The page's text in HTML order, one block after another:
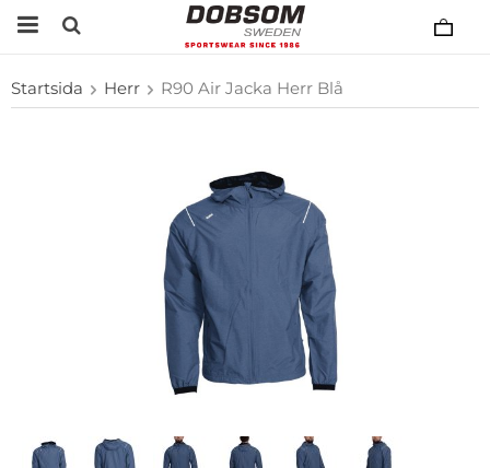
Startsida Herr R90 Air Jacka Herr Blå